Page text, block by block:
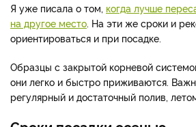
Я уже писала о том, когда лучше
на другое место. На эти же сроки и
ориентироваться и при посадке.
Образцы с закрытой корневой
они легко и быстро приживаются.
регулярный и достаточный полив,